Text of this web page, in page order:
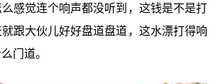
感觉连个响声都没听到，这钱是不是打
跟大伙儿好好盘道盘道，这水漂打得响
门道。